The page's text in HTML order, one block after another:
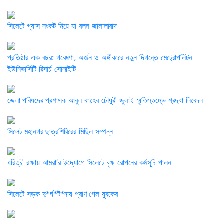
সিলেটে গ্যাস সংকট নিয়ে যা বলল জালালাবাদ
প্রতিষ্ঠার এক বছর: গবেষণা, অর্জন ও অঙ্গীকারে নতুন দিগন্তে মেট্রোপলিটন
ইউনিভার্সিটি রিসার্চ সোসাইটি
জেলা পরিষদের প্রশাসক আবুল কাহের চৌধুরী জুলাই স্মৃতিস্তম্ভে শ্রদ্ধা নিবেদন
সিলেট মহানগর ছাত্রশিবিরের মিছিল সম্পন্ন
ধরিত্রী রক্ষায় আমরা’র উদ্যোগে সিলেটে বৃক্ষ রোপনের কর্মসূচি পালন
সিলেটে সড়ক দু*র্ঘ*ট*নায় প্রাণ গেল যুবকের